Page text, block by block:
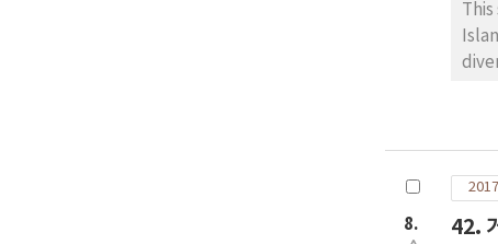
the
8. 42.